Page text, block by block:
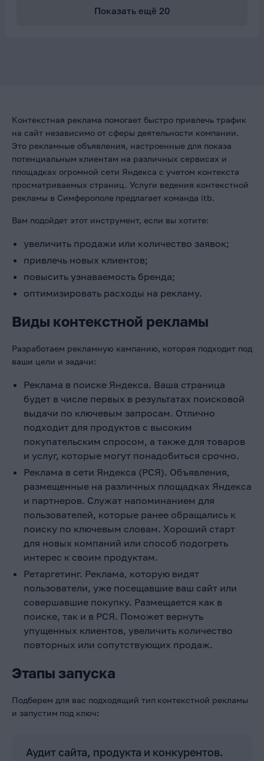
Показать ещё 20
Контекстная реклама помогает быстро привлечь трафик
на сайт независимо от сферы деятельности компании.
Это рекламные объявления, настроенные для показа
потенциальным клиентам на различных сервисах и
площадках огромной сети Яндекса с учетом контекста
просматриваемых страниц. Услуги ведения контекстной
рекламы в Симферополе предлагает команда itb.
Вам подойдет этот инструмент, если вы хотите:
увеличить продажи или количество заявок;
привлечь новых клиентов;
повысить узнаваемость бренда;
оптимизировать расходы на рекламу.
Виды контекстной рекламы
Разработаем рекламную кампанию, которая подходит под
ваши цели и задачи:
Реклама в поиске Яндекса. Ваша страница
будет в числе первых в результатах поисковой
выдачи по ключевым запросам. Отлично
подходит для продуктов с высоким
покупательским спросом, а также для товаров
и услуг, которые могут понадобиться срочно.
Реклама в сети Яндекса (РСЯ). Объявления,
размещенные на различных площадках Яндекса
и партнеров. Служат напоминанием для
пользователей, которые ранее обращались к
поиску по ключевым словам. Хороший старт
для новых компаний или способ подогреть
интерес к своим продуктам.
Ретаргетинг. Реклама, которую видят
пользователи, уже посещавшие ваш сайт или
совершавшие покупку. Размещается как в
поиске, так и в РСЯ. Поможет вернуть
упущенных клиентов, увеличить количество
повторных или сопутствующих продаж.
Этапы запуска
Подберем для вас подходящий тип контекстной рекламы
и запустим под ключ:
Аудит сайта, продукта и конкурентов.